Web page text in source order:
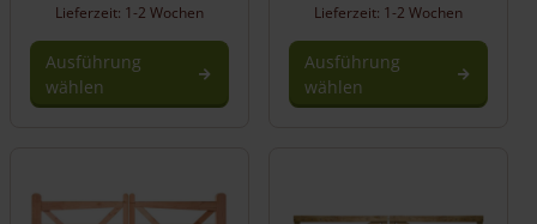
Lieferzeit: 1-2 Wochen
Ausführung
wählen
Lieferzeit: 1-2 Wochen
Ausführung
wählen